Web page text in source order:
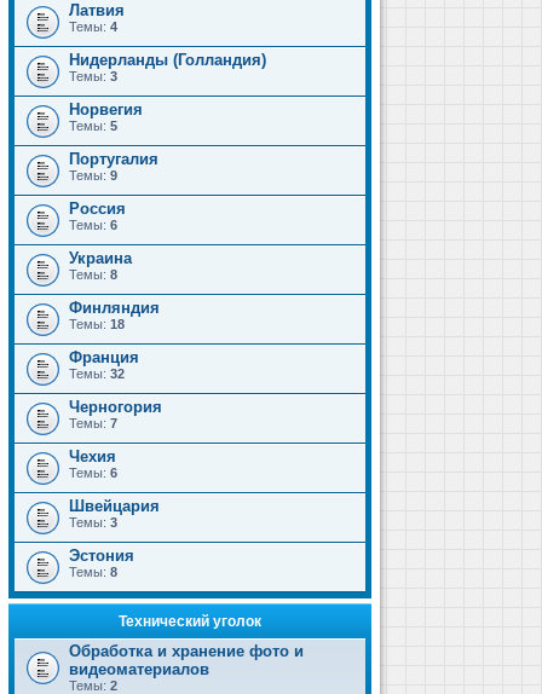
Латвия
Темы: 4
Нидерланды (Голландия)
Темы: 3
Норвегия
Темы: 5
Португалия
Темы: 9
Россия
Темы: 6
Украина
Темы: 8
Финляндия
Темы: 18
Франция
Темы: 32
Черногория
Темы: 7
Чехия
Темы: 6
Швейцария
Темы: 3
Эстония
Темы: 8
Технический уголок
Обработка и хранение фото и
видеоматериалов
Темы: 2